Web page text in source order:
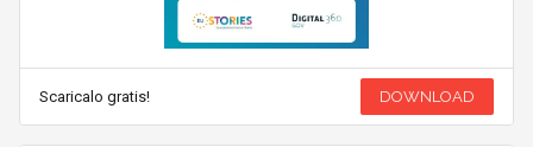
Scaricalo gratis! DOWNLOAD